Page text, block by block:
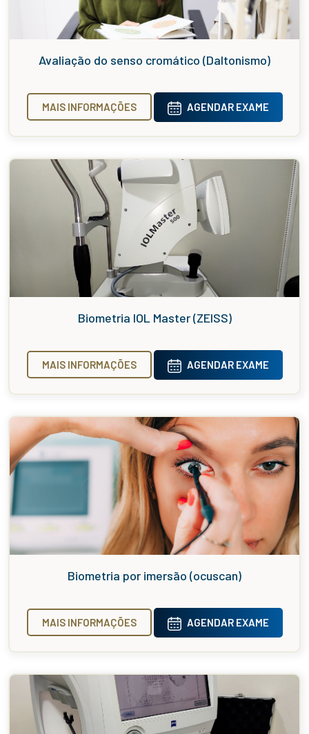
Avaliação do senso cromático (Daltonismo)
MAIS INFORMAÇÕES AGENDAR EXAME
Biometria IOL Master (ZEISS)
MAIS INFORMAÇÕES AGENDAR EXAME
Biometria por imersão (ocuscan)
MAIS INFORMAÇÕES AGENDAR EXAME